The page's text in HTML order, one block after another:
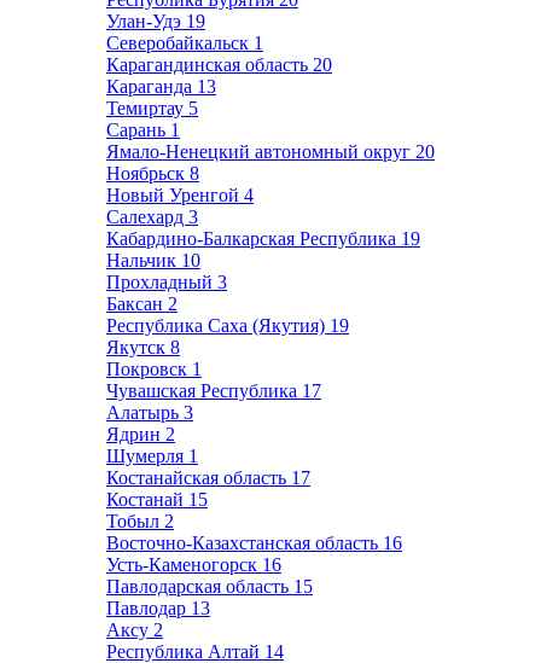
Улан-Удэ 19
Северобайкальск 1
Карагандинская область 20
Караганда 13
Темиртау 5
Сарань 1
Ямало-Ненецкий автономный округ 20
Ноябрьск 8
Новый Уренгой 4
Салехард 3
Кабардино-Балкарская Республика 19
Нальчик 10
Прохладный 3
Баксан 2
Республика Саха (Якутия) 19
Якутск 8
Покровск 1
Чувашская Республика 17
Алатырь 3
Ядрин 2
Шумерля 1
Костанайская область 17
Костанай 15
Тобыл 2
Восточно-Казахстанская область 16
Усть-Каменогорск 16
Павлодарская область 15
Павлодар 13
Аксу 2
Республика Алтай 14